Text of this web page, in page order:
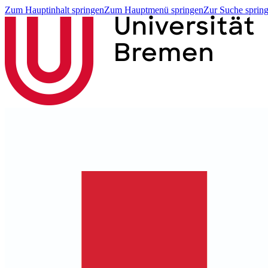
Zum Hauptinhalt springenZum Hauptmenü springenZur Suche